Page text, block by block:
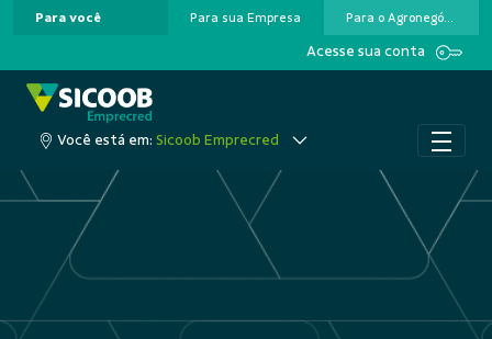
Pular para o Conteúdo principal
Para você Para sua Empresa Para o Agronegócio
Acesse sua conta
Você está em: Sicoob Emprecred